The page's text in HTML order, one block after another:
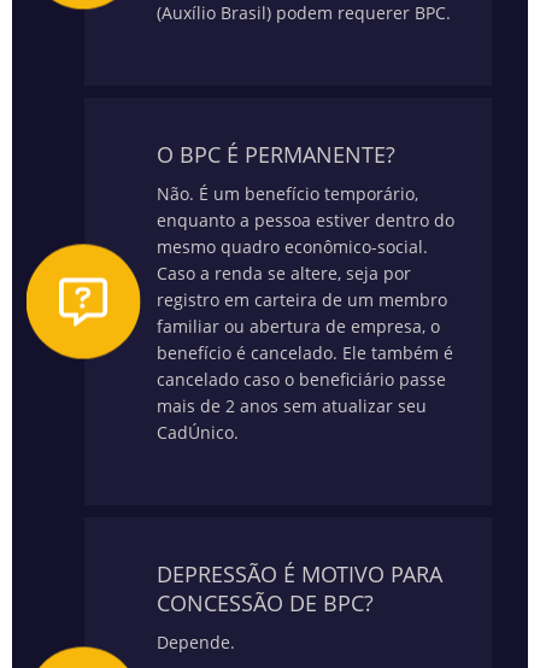
(Auxílio Brasil) podem requerer BPC.
O BPC É PERMANENTE?
Não. É um benefício temporário,
enquanto a pessoa estiver dentro do
mesmo quadro econômico-social.
Caso a renda se altere, seja por
registro em carteira de um membro
familiar ou abertura de empresa, o
benefício é cancelado. Ele também é
cancelado caso o beneficiário passe
mais de 2 anos sem atualizar seu
CadÚnico.
DEPRESSÃO É MOTIVO PARA
CONCESSÃO DE BPC?
Depende.